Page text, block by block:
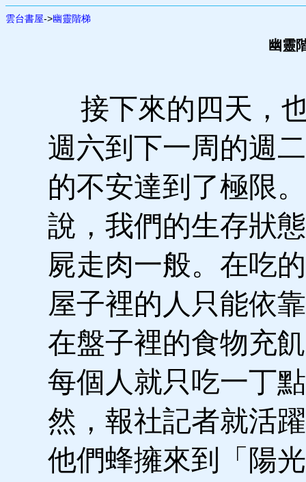
雲台書屋->幽靈階梯
幽靈
接下來的四天，
週六到下一周的週
的不安達到了極限
說，我們的生存狀
屍走肉一般。在吃
屋子裡的人只能依
在盤子裡的食物充
每個人就只吃一丁
然，報社記者就活
他們蜂擁來到「陽